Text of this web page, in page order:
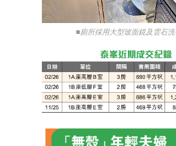
■廁所採用大型玻面鏡及雲石洗